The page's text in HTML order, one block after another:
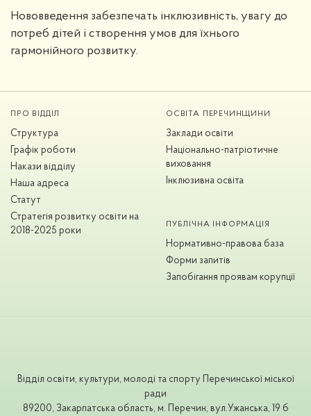
Нововведення забезпечать інклюзивність, увагу до
потреб дітей і створення умов для їхнього
гармонійного розвитку.
ПРО ВІДДІЛ
Структура
Графік роботи
Накази відділу
Наша адреса
Статут
Стратегія розвитку освіти на
2018-2025 роки
ОСВІТА ПЕРЕЧИНЩИНИ
Заклади освіти
Національно-патріотичне
виховання
Інклюзивна освіта
ПУБЛІЧНА ІНФОРМАЦІЯ
Нормативно-правова база
Форми запитів
Запобігання проявам корупції
Відділ освіти, культури, молоді та спорту Перечинської міської
ради
89200, Закарпатська область, м. Перечин, вул.Ужанська, 19 б